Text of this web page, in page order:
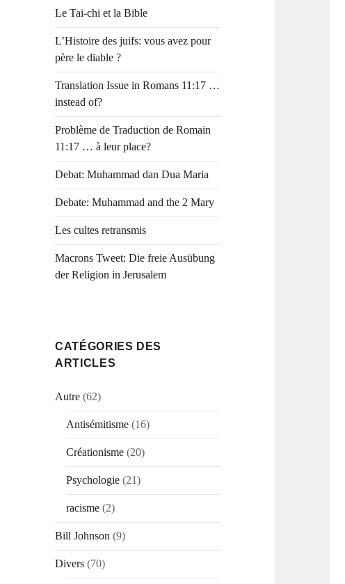
Le Tai-chi et la Bible
L’Histoire des juifs: vous avez pour
père le diable ?
Translation Issue in Romans 11:17 …
instead of?
Problème de Traduction de Romain
11:17 … à leur place?
Debat: Muhammad dan Dua Maria
Debate: Muhammad and the 2 Mary
Les cultes retransmis
Macrons Tweet: Die freie Ausübung
der Religion in Jerusalem
CATÉGORIES DES
ARTICLES
Autre (62)
Antisémitisme (16)
Créationisme (20)
Psychologie (21)
racisme (2)
Bill Johnson (9)
Divers (70)